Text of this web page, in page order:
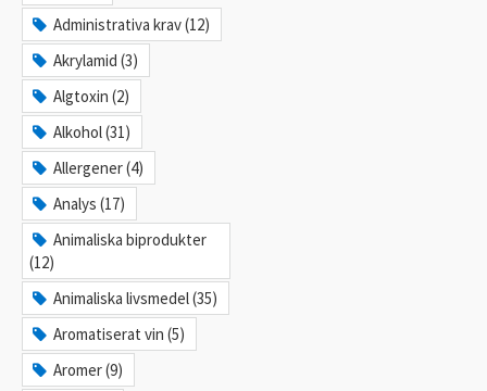
Administrativa krav (12)
Akrylamid (3)
Algtoxin (2)
Alkohol (31)
Allergener (4)
Analys (17)
Animaliska biprodukter
(12)
Animaliska livsmedel (35)
Aromatiserat vin (5)
Aromer (9)